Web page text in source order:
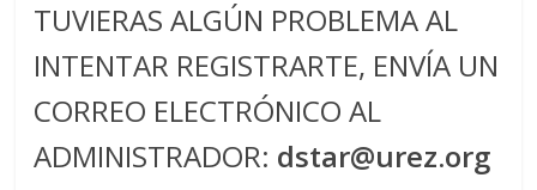
TUVIERAS ALGÚN PROBLEMA AL
INTENTAR REGISTRARTE, ENVÍA UN
CORREO ELECTRÓNICO AL
ADMINISTRADOR: dstar@urez.org